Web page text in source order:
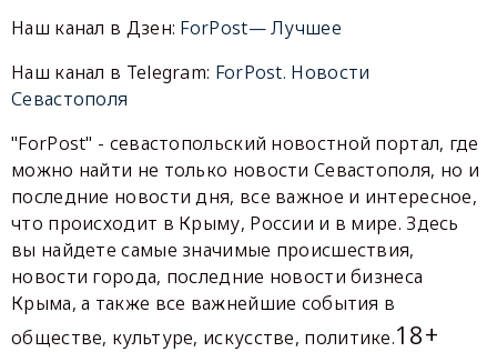
Наш канал в Дзен: ForPost— Лучшее
Наш канал в Telegram: ForPost. Новости
Севастополя
"ForPost" - севастопольский новостной портал, где
можно найти не только новости Севастополя, но и
последние новости дня, все важное и интересное,
что происходит в Крыму, России и в мире. Здесь
вы найдете самые значимые происшествия,
новости города, последние новости бизнеса
Крыма, а также все важнейшие события в
обществе, культуре, искусстве, политике.18+